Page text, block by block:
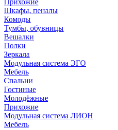
Прихожие
Шкафы, пеналы
Комоды
Тумбы, обувницы
Вешалки
Полки
Зеркала
Модульная система ЭГО
Мебель
Спальни
Гостиные
Молодёжные
Прихожие
Модульная система ЛИОН
Мебель